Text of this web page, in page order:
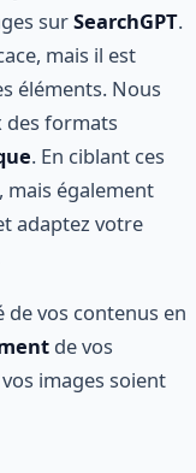
surSearchGPT.
mais il est
éléments. Nous
des formats
. En ciblant ces
, mais également
adaptez votre
vos contenus en
de vos
images soient